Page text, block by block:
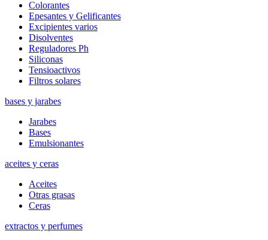
Colorantes
Epesantes y Gelificantes
Excipientes varios
Disolventes
Reguladores Ph
Siliconas
Tensioactivos
Filtros solares
bases y jarabes
Jarabes
Bases
Emulsionantes
aceites y ceras
Aceites
Otras grasas
Ceras
extractos y perfumes